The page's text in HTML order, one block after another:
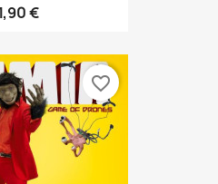
€
favorite_border